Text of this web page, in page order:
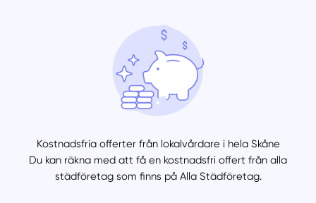
Kostnadsfria offerter från lokalvårdare i hela Skåne
Du kan räkna med att få en kostnadsfri offert från alla
städföretag som finns på Alla Städföretag.